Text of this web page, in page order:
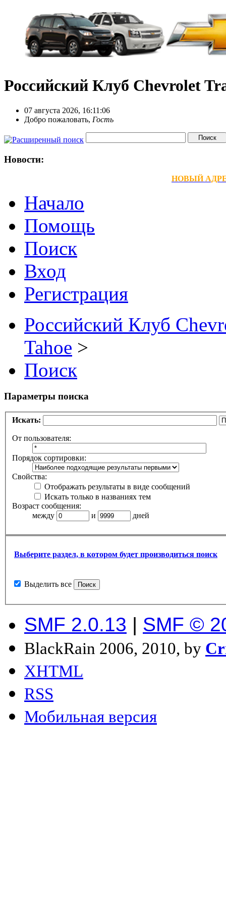
Российский Клуб Chevrolet
07 августа 2026, 16:11:06
Добро пожаловать, Гость
Новости:
НОВЫЙ АДРЕС
Начало
Помощь
Поиск
Вход
Регистрация
Российский Клуб
Tahoe >
Поиск
Параметры поиска
Искать:
От пользователя:
Порядок сортировки:
Свойства:
Отображать результаты в виде сообщений
Искать только в названиях тем
Возраст сообщения:
между
и дней
Выберите раздел, в котором будет производиться поиск
Выделить все
SMF 2.0.13 | SMF ©
BlackRain 2006, 2010, by
XHTML
RSS
Мобильная версия